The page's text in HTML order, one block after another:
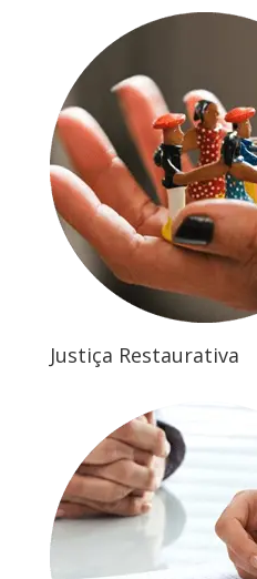
Justiça Restaurativa